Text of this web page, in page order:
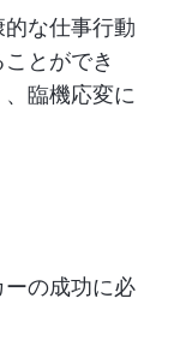
な仕事行動
とができ
臨機応変に
の成功に必